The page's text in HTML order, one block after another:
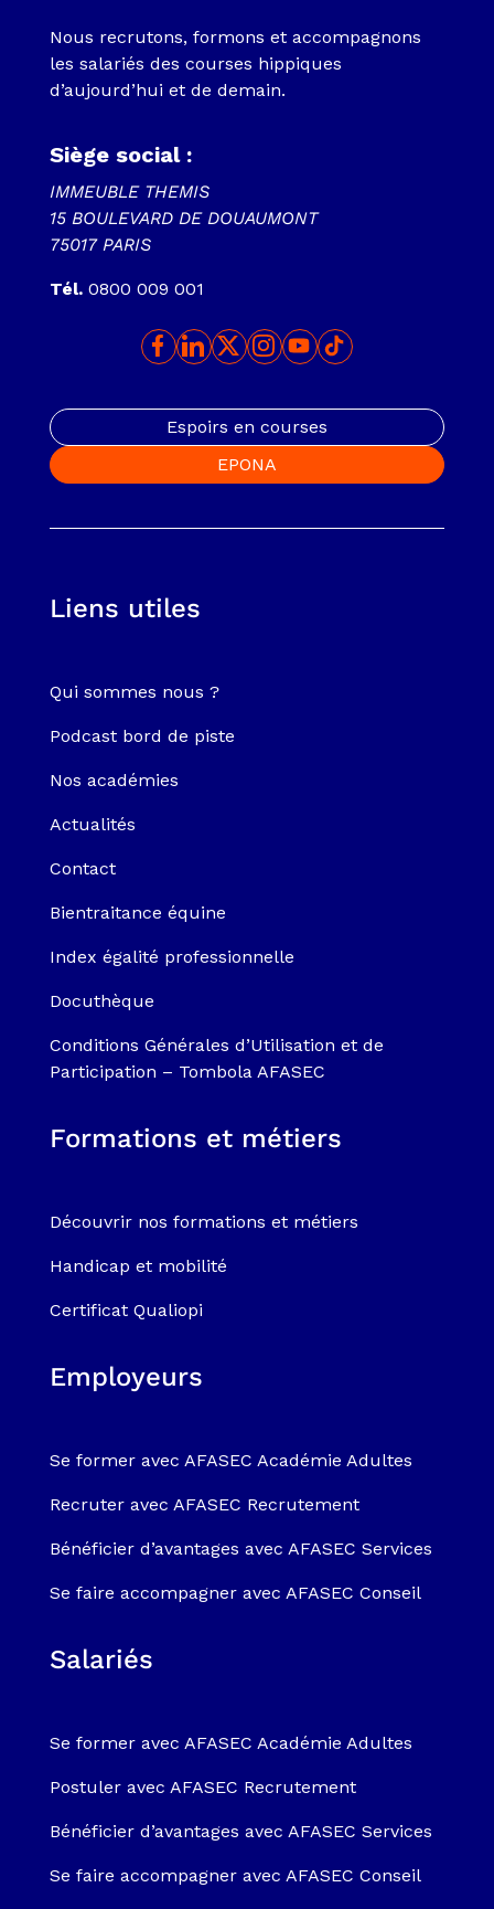
Nous recrutons, formons et accompagnons
les salariés des courses hippiques
d’aujourd’hui et de demain.
Siège social :
IMMEUBLE THEMIS
15 BOULEVARD DE DOUAUMONT
75017 PARIS
Tél.0800 009 001
Espoirs en courses
EPONA
Liens utiles
Qui sommes nous ?
Podcast bord de piste
Nos académies
Actualités
Contact
Bientraitance équine
Index égalité professionnelle
Docuthèque
Conditions Générales d’Utilisation et de
Participation – Tombola AFASEC
Formations et métiers
Découvrir nos formations et métiers
Handicap et mobilité
Certificat Qualiopi
Employeurs
Se former avec AFASEC Académie Adultes
Recruter avec AFASEC Recrutement
Bénéficier d’avantages avec AFASEC Services
Se faire accompagner avec AFASEC Conseil
Salariés
Se former avec AFASEC Académie Adultes
Postuler avec AFASEC Recrutement
Bénéficier d’avantages avec AFASEC Services
Se faire accompagner avec AFASEC Conseil